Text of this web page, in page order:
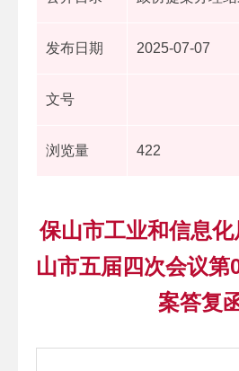
发布日期 2025-07-07
文号
浏览量 422
保山市工业和信息
山市五届四次会议第
案答复